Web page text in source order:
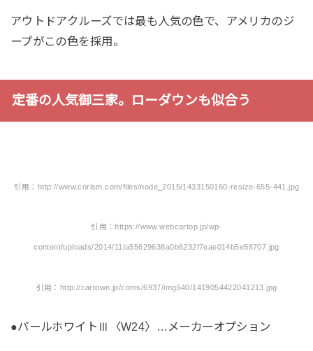
アウトドアクルーズでは最も人気の色で、アメリカのジ
ープがこの色を採用。
定番の人気御三家。ローダウンも似合う
引用：http://www.corism.com/files/node_2015/1433150160-resize-655-441.jpg
引用：https://www.webcartop.jp/wp-
content/uploads/2014/11/a55629638a0b6232f7eae014b5e58707.jpg
引用：http://cartown.jp/coms/6937/img640/1419054422041213.jpg
●パールホワイトⅢ〈W24〉…メーカーオプション